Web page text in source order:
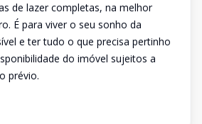
de lazer completas, na melhor
É para viver o seu sonho da
e ter tudo o que precisa pertinho
do imóvel sujeitos a
prévio.